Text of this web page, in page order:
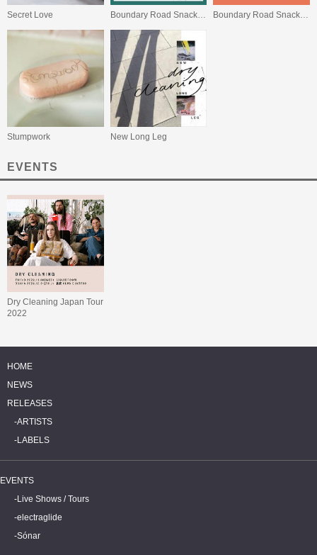
Secret Love Boundary Road Snacks and Drinks / Sweet Princess
Stumpwork New Long Leg
EVENTS
Dry Cleaning Japan Tour
2022
HOME
NEWS
RELEASES
ARTISTS
LABELS
EVENTS
Live Shows / Tours
electraglide
Sónar